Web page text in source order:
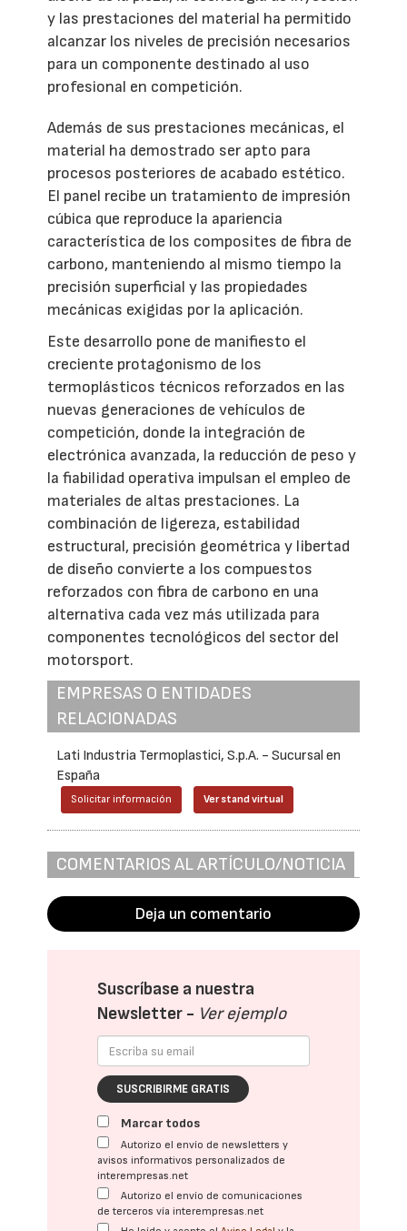
y las prestaciones del material ha permitido
alcanzar los niveles de precisión necesarios
para un componente destinado al uso
profesional en competición.
Además de sus prestaciones mecánicas, el
material ha demostrado ser apto para
procesos posteriores de acabado estético.
El panel recibe un tratamiento de impresión
cúbica que reproduce la apariencia
característica de los composites de fibra de
carbono, manteniendo al mismo tiempo la
precisión superficial y las propiedades
mecánicas exigidas por la aplicación.
Este desarrollo pone de manifiesto el
creciente protagonismo de los
termoplásticos técnicos reforzados en las
nuevas generaciones de vehículos de
competición, donde la integración de
electrónica avanzada, la reducción de peso y
la fiabilidad operativa impulsan el empleo de
materiales de altas prestaciones. La
combinación de ligereza, estabilidad
estructural, precisión geométrica y libertad
de diseño convierte a los compuestos
reforzados con fibra de carbono en una
alternativa cada vez más utilizada para
componentes tecnológicos del sector del
motorsport.
EMPRESAS O ENTIDADES
RELACIONADAS
Lati Industria Termoplastici, S.p.A. - Sucursal en
España
Solicitar información Ver stand virtual
COMENTARIOS AL ARTÍCULO/NOTICIA
Deja un comentario
Suscríbase a nuestra
Newsletter - Ver ejemplo
SUSCRIBIRME GRATIS
Marcar todos
Autorizo el envío de newsletters y
avisos informativos personalizados de
interempresas.net
Autorizo el envío de comunicaciones
de terceros vía interempresas.net